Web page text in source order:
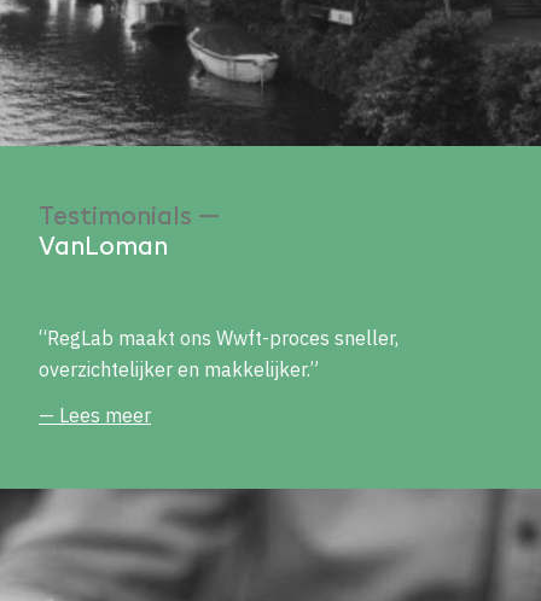
Testimonials —
VanLoman
“RegLab maakt ons Wwft-proces sneller,
overzichtelijker en makkelijker.”
— Lees meer